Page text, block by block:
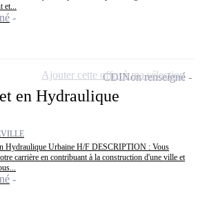
et...
en Hydraulique
Hydraulique Urbaine H/F DESCRIPTION : Vous
carrière en contribuant à la construction d'une ville et
CDINon renseigné
Ajouter cette offre à ma sélection